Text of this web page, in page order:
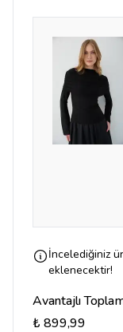
İncelediğiniz
eklenecektir!
Avantajlı
₺ 899,99